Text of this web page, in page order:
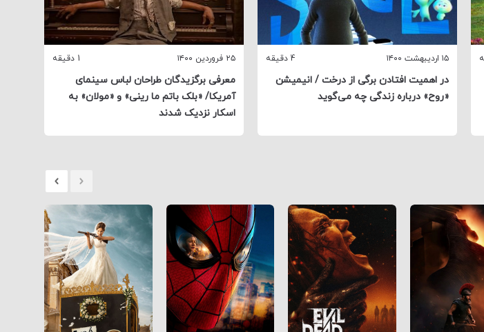
۱۵ اردیبهشت ۱۴۰۰ 4 دقیقه
در اهمیت افتادن برگی از درخت / انیمیشن
«روح» درباره زندگی چه می‌گوید
۲۵ فروردین ۱۴۰۰ 1 دقیقه
معرفی برگزیدگان طراحان لباس سینمای
آمریکا/ «بلک باتم ما رینی» و «مولان» به
اسکار نزدیک شدند